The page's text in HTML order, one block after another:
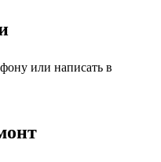
или написать в